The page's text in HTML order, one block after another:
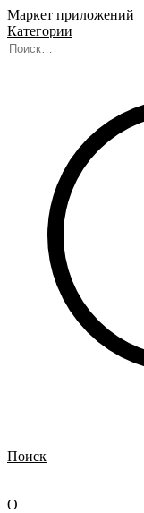
Маркет приложений
Категории
Поиск
О